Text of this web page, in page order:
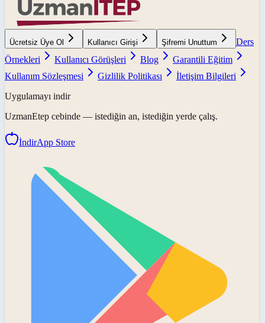
Ücretsiz Üye Ol Kullanıcı Girişi Şifremi Unuttum
Ders
Örnekleri
Kullanıcı Görüşleri Blog
Garantili Eğitim
Kullanım Sözleşmesi
Gizlilik Politikası
İletişim Bilgileri
Uygulamayı indir
UzmanEtep cebinde — istediğin an, istediğin yerde çalış.
İndirApp Store